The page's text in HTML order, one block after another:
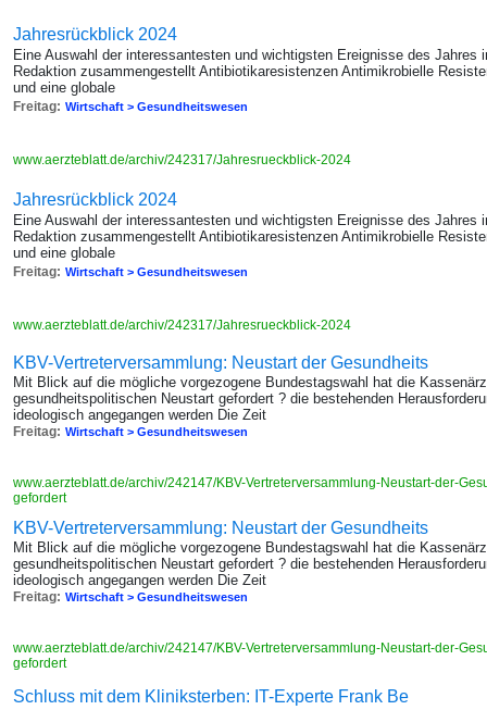
Jahresrückblick 2024
Eine Auswahl der interessantesten und wichtigsten Ereignisse des
Redaktion zusammengestellt Antibiotikaresistenzen Antimikrobielle
und eine globale
Freitag: Wirtschaft > Gesundheitswesen
www.aerzteblatt.de/archiv/242317/Jahresrueckblick-2024
Jahresrückblick 2024
Eine Auswahl der interessantesten und wichtigsten Ereignisse des
Redaktion zusammengestellt Antibiotikaresistenzen Antimikrobielle
und eine globale
Freitag: Wirtschaft > Gesundheitswesen
www.aerzteblatt.de/archiv/242317/Jahresrueckblick-2024
KBV-Vertreterversammlung: Neustart der Gesundheits
Mit Blick auf die mögliche vorgezogene Bundestagswahl hat die
gesundheitspolitischen Neustart gefordert ? die bestehenden
ideologisch angegangen werden Die Zeit
Freitag: Wirtschaft > Gesundheitswesen
www.aerzteblatt.de/archiv/242147/KBV-Vertreterversammlung-Neustart-der-
gefordert
KBV-Vertreterversammlung: Neustart der Gesundheits
Mit Blick auf die mögliche vorgezogene Bundestagswahl hat die
gesundheitspolitischen Neustart gefordert ? die bestehenden
ideologisch angegangen werden Die Zeit
Freitag: Wirtschaft > Gesundheitswesen
www.aerzteblatt.de/archiv/242147/KBV-Vertreterversammlung-Neustart-der-
gefordert
Schluss mit dem Kliniksterben: IT-Experte Frank Be